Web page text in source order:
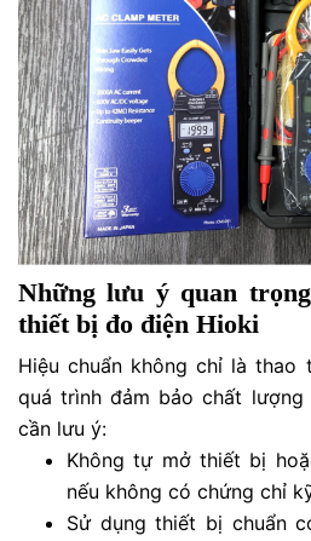
Những lưu ý quan
thiết bị đo điện Hioki
Hiệu chuẩn không chỉ là
quá trình đảm bảo chất
cần lưu ý:
Không tự mở thiết bị
nếu không có chứng chỉ
Sử dụng thiết bị chuẩn